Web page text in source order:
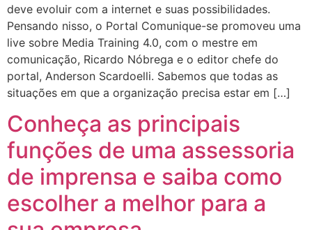
deve evoluir com a internet e suas possibilidades.
Pensando nisso, o Portal Comunique-se promoveu uma
live sobre Media Training 4.0, com o mestre em
comunicação, Ricardo Nóbrega e o editor chefe do
portal, Anderson Scardoelli. Sabemos que todas as
situações em que a organização precisa estar em […]
Conheça as principais
funções de uma assessoria
de imprensa e saiba como
escolher a melhor para a